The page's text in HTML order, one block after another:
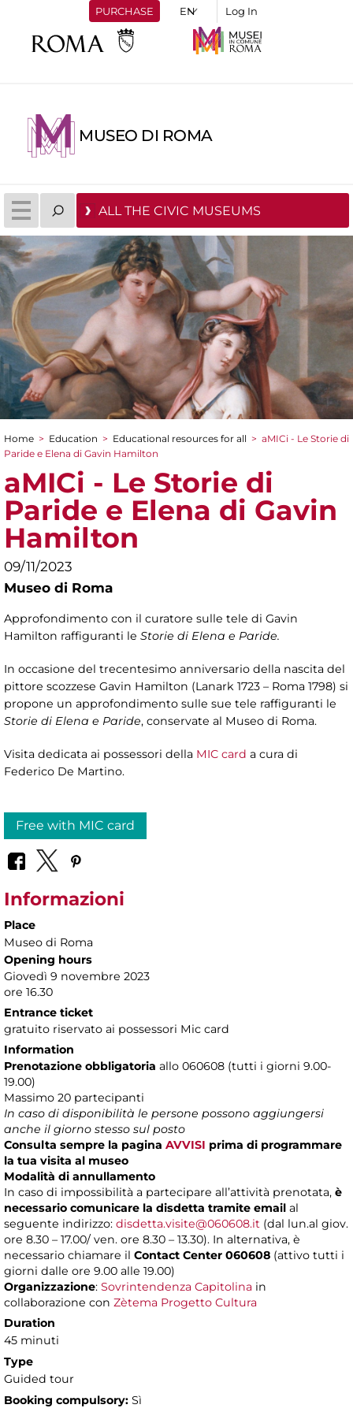
PURCHASE Log In
MUSEO DI ROMA
ALL THE CIVIC MUSEUMS
You are here
Home > Education > Educational resources for all > aMICi - Le Storie di
Paride e Elena di Gavin Hamilton
aMICi - Le Storie di
Paride e Elena di Gavin
Hamilton
09/11/2023
Museo di Roma
Approfondimento con il curatore sulle tele di Gavin
Hamilton raffiguranti le Storie di Elena e Paride.
In occasione del trecentesimo anniversario della nascita del
pittore scozzese Gavin Hamilton (Lanark 1723 – Roma 1798) si
propone un approfondimento sulle sue tele raffiguranti le
Storie di Elena e Paride, conservate al Museo di Roma.
Visita dedicata ai possessori della MIC card a cura di
Federico De Martino.
Free with MIC card
Informazioni
Place
Museo di Roma
Opening hours
Giovedì 9 novembre 2023
ore 16.30
Entrance ticket
gratuito riservato ai possessori Mic card
Information
Prenotazione obbligatoria allo 060608 (tutti i giorni 9.00-
19.00)
Massimo 20 partecipanti
In caso di disponibilità le persone possono aggiungersi
anche il giorno stesso sul posto
Consulta sempre la pagina AVVISI prima di programmare
la tua visita al museo
Modalità di annullamento
In caso di impossibilità a partecipare all’attività prenotata, è
necessario comunicare la disdetta tramite email al
seguente indirizzo: disdetta.visite@060608.it (dal lun.al giov.
ore 8.30 – 17.00/ ven. ore 8.30 – 13.30). In alternativa, è
necessario chiamare il Contact Center 060608 (attivo tutti i
giorni dalle ore 9.00 alle 19.00)
Organizzazione: Sovrintendenza Capitolina in
collaborazione con Zètema Progetto Cultura
Duration
45 minuti
Type
Guided tour
Booking compulsory: Sì